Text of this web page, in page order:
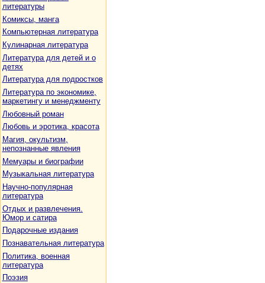
литературы
Комиксы, манга
Компьютерная литература
Кулинарная литература
Литература для детей и о
детях
Литература для подростков
Литература по экономике,
маркетингу и менеджменту
Любовный роман
Любовь и эротика, красота
Магия, окультизм,
непознанные явления
Мемуары и биографии
Музыкальная литература
Научно-популярная
литература
Отдых и развлечения.
Юмор и сатира
Подарочные издания
Познавательная литература
Политика, военная
литература
Поэзия